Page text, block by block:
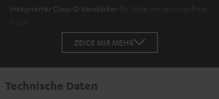
Integrierter Class-D Verstärker
für hohe verzerrungsfreie
ZEIGE MIR MEHR
Technische Daten